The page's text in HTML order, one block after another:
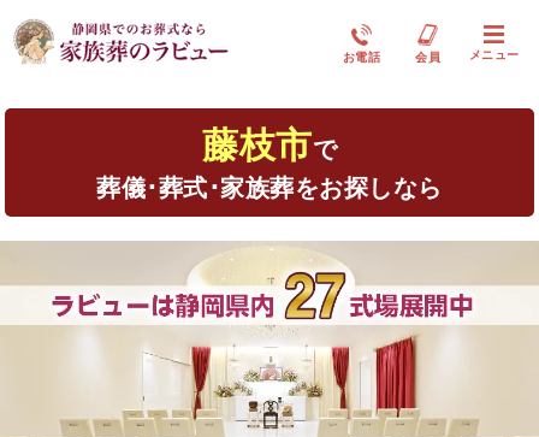
お電話 会員 メニュー
藤枝市で
葬儀･葬式･家族葬をお探しなら